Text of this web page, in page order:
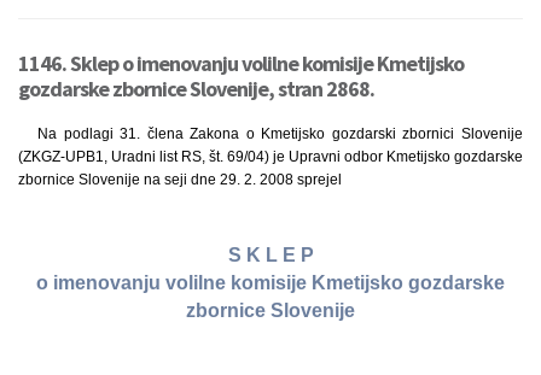
1146. Sklep o imenovanju volilne komisije Kmetijsko
gozdarske zbornice Slovenije, stran 2868.
Na podlagi 31. člena Zakona o Kmetijsko gozdarski zbornici Slovenije
(ZKGZ-UPB1, Uradni list RS, št. 69/04) je Upravni odbor Kmetijsko gozdarske
zbornice Slovenije na seji dne 29. 2. 2008 sprejel
S K L E P
o imenovanju volilne komisije Kmetijsko gozdarske
zbornice Slovenije